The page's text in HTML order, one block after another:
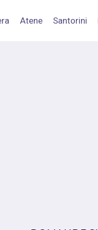
Atene Santorini